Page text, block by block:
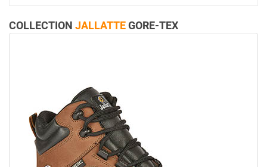
COLLECTION JALLATTEGORE-TEX